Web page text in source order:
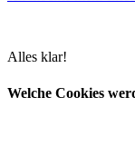
Alles klar!
Welche Cookies